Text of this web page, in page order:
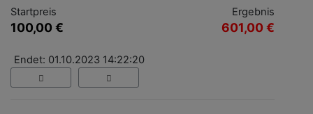
Startpreis
100,00 €
Ergebnis
601,00 €
Endet: 01.10.2023 14:22:20